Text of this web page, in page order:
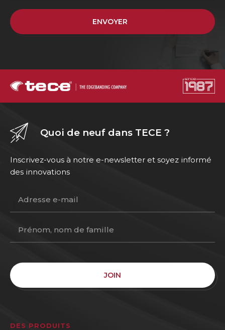
ENVOYER
Quoi de neuf dans TECE ?
Inscrivez-vous à notre e-newsletter et soyez informé
des innovations
JOIN
DES PRODUITS